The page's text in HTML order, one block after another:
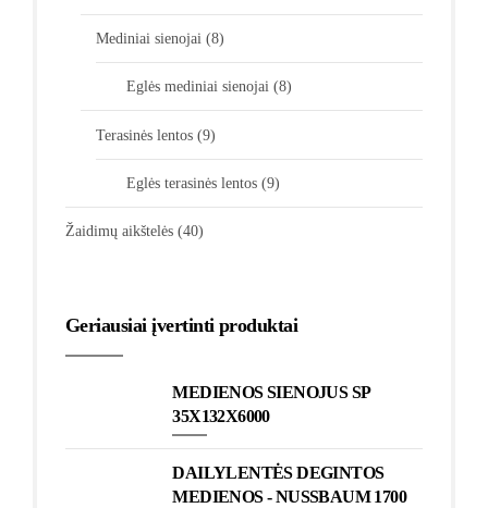
Mediniai sienojai (8)
Eglės mediniai sienojai (8)
Terasinės lentos (9)
Eglės terasinės lentos (9)
Žaidimų aikštelės (40)
Geriausiai įvertinti produktai
MEDIENOS SIENOJUS SP
35X132X6000
DAILYLENTĖS DEGINTOS
MEDIENOS - NUSSBAUM 1700